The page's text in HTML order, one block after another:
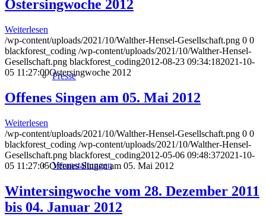
Presse
Veranstaltungen
Ostersingwoche 2012
Weiterlesen
/wp-content/uploads/2021/10/Walther-Hensel-Gesellschaft.png 0 0
blackforest_coding /wp-content/uploads/2021/10/Walther-Hensel-
Gesellschaft.png blackforest_coding2012-08-23 09:34:182021-10-
05 11:27:00Ostersingwoche 2012
Offenes Singen am 05. Mai 2012
Weiterlesen
/wp-content/uploads/2021/10/Walther-Hensel-Gesellschaft.png 0 0
blackforest_coding /wp-content/uploads/2021/10/Walther-Hensel-
Gesellschaft.png blackforest_coding2012-05-06 09:48:372021-10-
05 11:27:05Offenes Singen am 05. Mai 2012
Wintersingwoche vom 28. Dezember 2011
bis 04. Januar 2012